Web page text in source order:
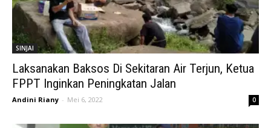
SINJAI
Laksanakan Baksos Di Sekitaran Air Terjun, Ketua
FPPT Inginkan Peningkatan Jalan
Andini Riany - Mei 6, 2022 0